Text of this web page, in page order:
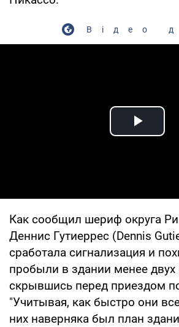
Відео
Play
Как сообщил шериф округа
Деннис Гутиеррес (Dennis
сработала сигнализация и
пробыли в здании менее двух
скрывшись перед приездом
"Учитывая, как быстро они
них наверняка был план